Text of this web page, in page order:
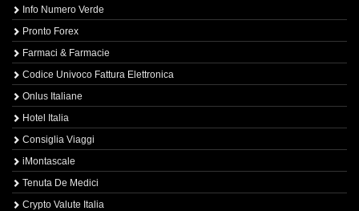
Info Numero Verde
Pronto Forex
Farmaci & Farmacie
Codice Univoco Fattura Elettronica
Onlus Italiane
Hotel Italia
Consiglia Viaggi
iMontascale
Tenuta De Medici
Crypto Valute Italia